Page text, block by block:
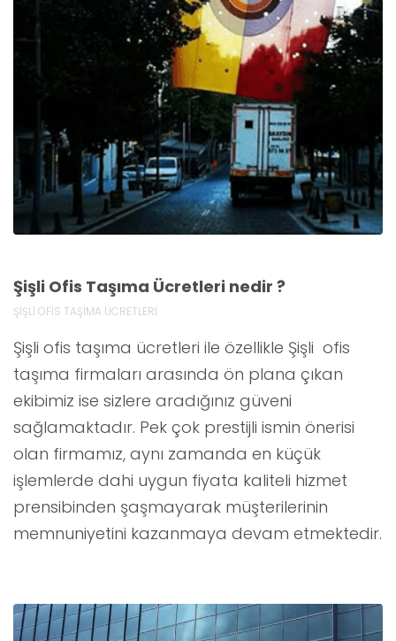
Şişli Ofis Taşıma Ücretleri nedir ?
ŞİŞLİ OFİS TAŞIMA ÜCRETLERİ
Şişli ofis taşıma ücretleri ile özellikle Şişli ofis
taşıma firmaları arasında ön plana çıkan
ekibimiz ise sizlere aradığınız güveni
sağlamaktadır. Pek çok prestijli ismin önerisi
olan firmamız, aynı zamanda en küçük
işlemlerde dahi uygun fiyata kaliteli hizmet
prensibinden şaşmayarak müşterilerinin
memnuniyetini kazanmaya devam etmektedir.